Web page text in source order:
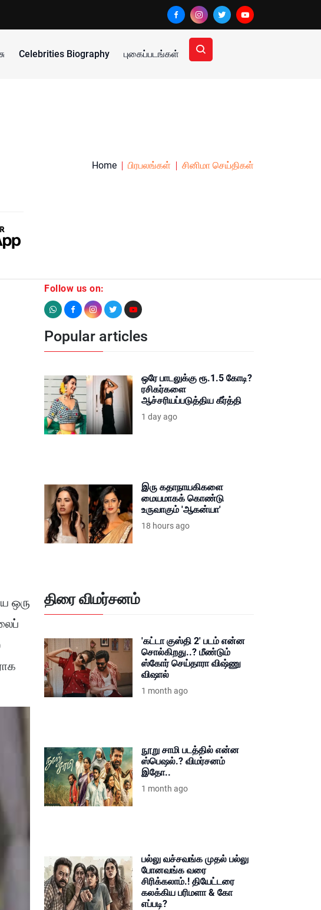
Celebrities Biography புகைப்படங்கள்
Home பிரபலங்கள் சினிமா செய்திகள்
ஒரு
Follow us on:
Popular articles
ஒரே பாடலுக்கு ரூ.1.5 கோடி?
ரசிகர்களை
ஆச்சரியப்படுத்திய கீர்த்தி
1 day ago
இரு கதாநாயகிகளை
மையமாகக் கொண்டு
உருவாகும் 'ஆகன்யா'
18 hours ago
திரை விமர்சனம்
'கட்டா குஸ்தி 2' படம் என்ன
சொல்கிறது..? மீண்டும்
ஸ்கோர் செய்தாரா விஷ்ணு
விஷால்
1 month ago
நூறு சாமி படத்தில் என்ன
ஸ்பெஷல்.? விமர்சனம்
இதோ..
1 month ago
பல்லு வச்சவங்க முதல் பல்லு
போனவங்க வரை
சிரிக்கலாம்.! தியேட்டரை
கலக்கிய பரிமளா & கோ
எப்படி?